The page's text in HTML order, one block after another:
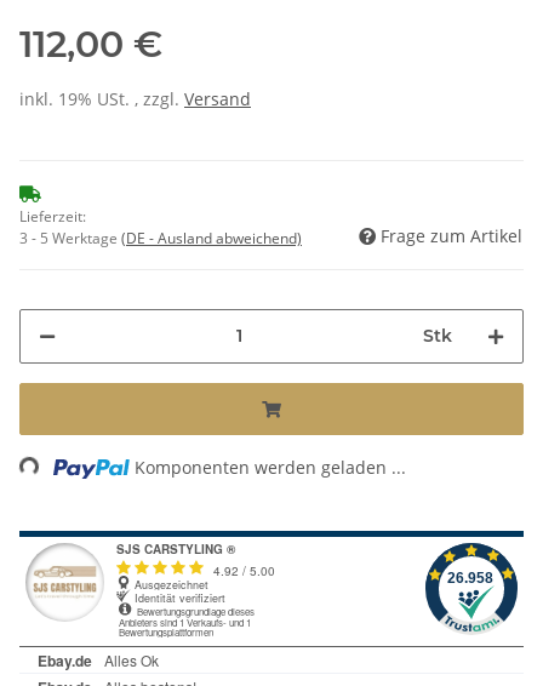
112,00 €
inkl. 19% USt. , zzgl. Versand
Lieferzeit:
3 - 5 Werktage (DE - Ausland abweichend) Frage zum Artikel
Stk
Loading... Komponenten werden geladen ...